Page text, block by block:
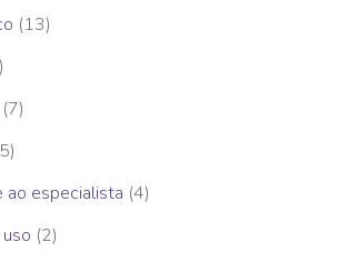
(13)
(7)
ao especialista (4)
(2)